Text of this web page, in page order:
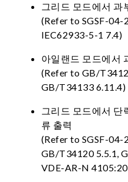
그리드 모드에서 과
(Refer to SGSF-04-
IEC62933-5-1 7.4)
아일랜드 모드에서
(Refer to GB/
GB/T34133 6.11.4)
그리드 모드에서 단
류 출력
(Refer to SGSF-04-
GB/T34120 5.5.1,
VDE-AR-N